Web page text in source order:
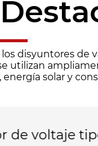
disyuntores de
utilizan
solar y
carga de